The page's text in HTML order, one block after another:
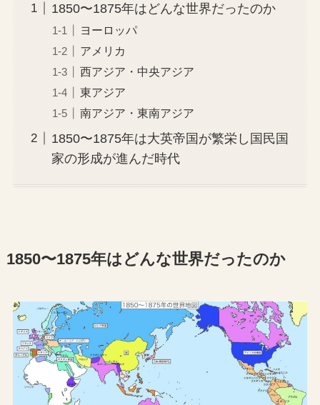
1850〜1875年はどんな世界だったのか
ヨーロッパ
アメリカ
西アジア・中央アジア
東アジア
南アジア・東南アジア
1850〜1875年は大英帝国が繁栄し国民国
家の形成が進んだ時代
1850〜1875年はどんな世界だったのか